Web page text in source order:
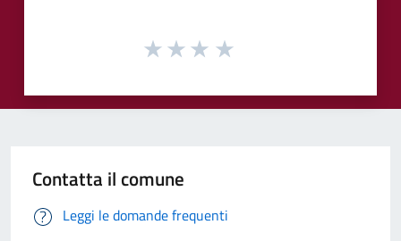
Contatta il comune
Leggi le domande frequenti